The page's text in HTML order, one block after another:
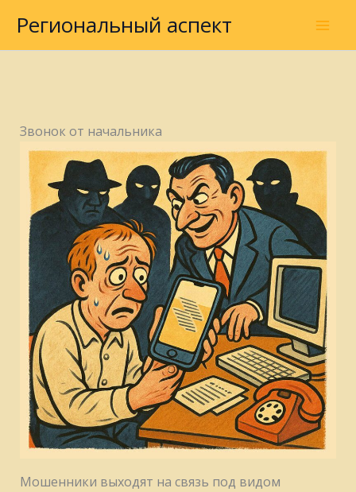
содержимому
Региональный аспект
Звонок от начальника
Мошенники выходят на связь под видом